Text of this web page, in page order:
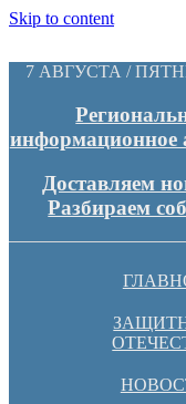
Skip to content
7 АВГУСТА /
информационное
Доставляем
Разбираем